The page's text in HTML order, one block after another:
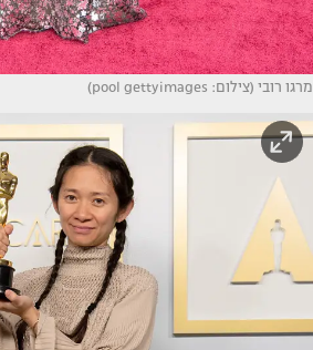
מרגו רובי (צילום: pool gettyimages)